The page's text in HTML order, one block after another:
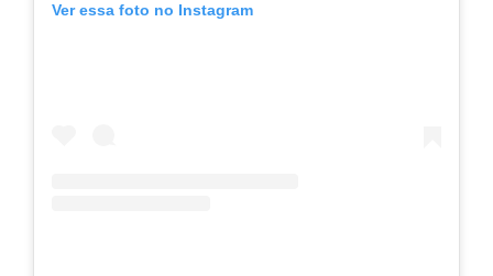
Ver essa foto no Instagram